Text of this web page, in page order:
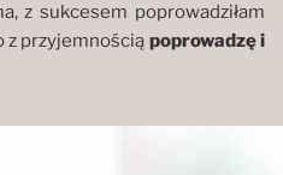
z sukcesem poprowadziłam
z przyjemnością poprowadzę i